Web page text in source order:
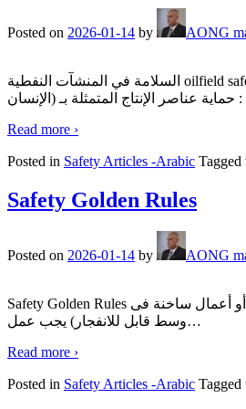
Posted on 2026-01-14 by AONG
السلامة في المنشآت النفطية oilfield safety مؤيد حسين حمدي مفهوم السلامة : هو العلم الذي يسعى الى أداء العمل بصورة سليمة بشكل يضمن حماية عناصر الانتاج من مخاطر العمل. أهداف علم السلامة
: حماية عناصر الإنتاج المتمثلة بـ (الإنسان
Read more ›
Posted in Safety Articles -Arabic Tagged
Safety Golden Rules
Posted on 2026-01-14 by AONG
Safety Golden Rules القواعد الذهبية للسلامة تصاريح العمل قبل اجراء أى عمل يتضمن( الدخول الى أماكن مغلقة, التعامل مع نظام يحتوى على مصدر من مصادر الطاقة, عمليات حفر, أو أعمال ساخنة فى
وسط قابل للانفجار) يجب عمل…
Read more ›
Posted in Safety Articles -Arabic Tagged